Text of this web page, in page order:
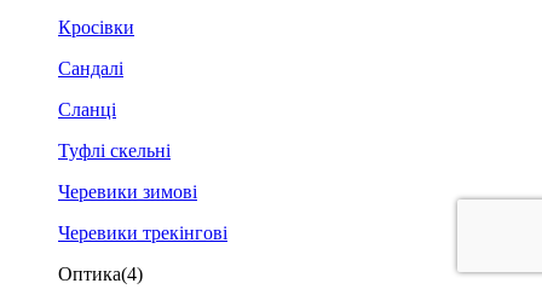
Кросівки
Сандалі
Сланці
Туфлі скельні
Черевики зимові
Черевики трекінгові
Оптика(4)